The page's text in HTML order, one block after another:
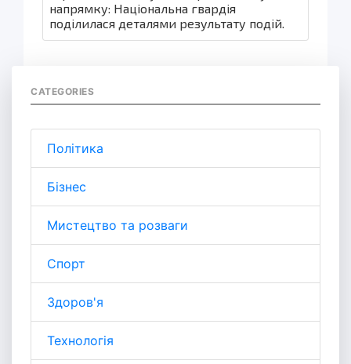
напрямку: Національна гвардія
поділилася деталями результату подій.
CATEGORIES
Політика
Бізнес
Мистецтво та розваги
Спорт
Здоров'я
Технологія